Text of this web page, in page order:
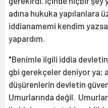
adına hukuka yapılanlara
iddianamemi kendim
yapardım.
"Benimle ilgili iddia
gbi gerekçeler deniyor ya;
düşürenlerin devletin
Umurlarında değil.